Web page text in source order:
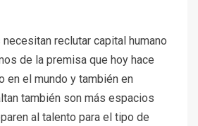
reclutar capital humano
de la premisa que hoy hace
en el mundo y también en
también son más espacios
al talento para el tipo de